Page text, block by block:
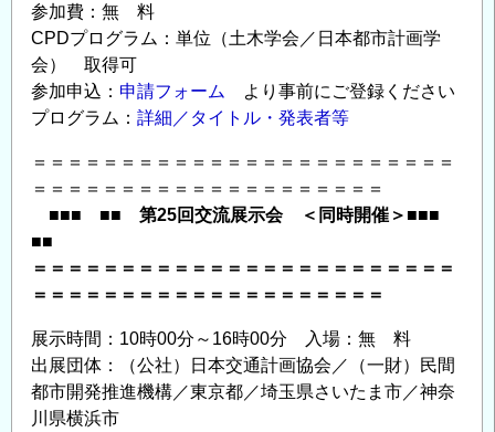
参加費：無 料
CPDプログラム：単位（土木学会／日本都市計画学
会） 取得可
参加申込： 申請フォーム
より事前にご登録ください
プログラム： 詳細／タイトル・発表者等
＝＝＝＝＝＝＝＝＝＝＝＝＝＝＝＝＝＝＝＝＝＝＝＝
＝＝＝＝＝＝＝＝＝＝＝＝＝＝＝＝＝＝＝＝
■■■ ■■ 第25回交流展示会 ＜同時開催＞■■■
■■
＝＝＝＝＝＝＝＝＝＝＝＝＝＝＝＝＝＝＝＝＝＝＝＝
＝＝＝＝＝＝＝＝＝＝＝＝＝＝＝＝＝＝＝＝
展示時間：10時00分～16時00分 入場：無 料
出展団体：（公社）日本交通計画協会／（一財）民間
都市開発推進機構／東京都／埼玉県さいたま市／神奈
川県横浜市